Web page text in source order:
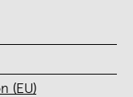
(EU)